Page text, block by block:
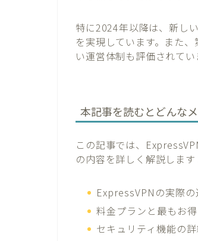
特に2024年以降は、新し
を実現しています。また
い運営体制も評価されてい
本記事を読むとどんな
この記事では、
の内容を詳しく解説します
ExpressVPNの実際
料金プランと最もお
セキュリティ機能の